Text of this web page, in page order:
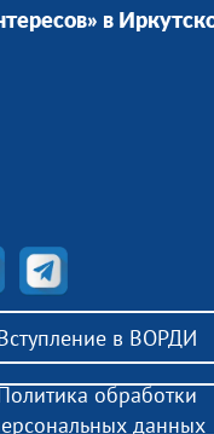
в
в ВОРДИ
обработки
данных